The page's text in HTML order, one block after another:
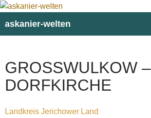
askanier-welten
GROSSWULKOW – D
ORFKIRCHE
Landkreis Jerichower Land